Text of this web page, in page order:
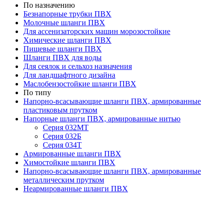
По назначению
Безнапорные трубки ПВХ
Молочные шланги ПВХ
Для ассенизаторских машин морозостойкие
Химические шланги ПВХ
Пищевые шланги ПВХ
Шланги ПВХ для воды
Для сеялок и сельхоз назначения
Для ландшафтного дизайна
Маслобензостойкие шланги ПВХ
По типу
Напорно-всасывающие шланги ПВХ, армированные
пластиковым прутком
Напорные шланги ПВХ, армированные нитью
Серия 032МТ
Серия 032Б
Серия 034Т
Армированные шланги ПВХ
Химостойкие шланги ПВХ
Напорно-всасывающие шланги ПВХ, армированные
металлическим прутком
Неармированные шланги ПВХ